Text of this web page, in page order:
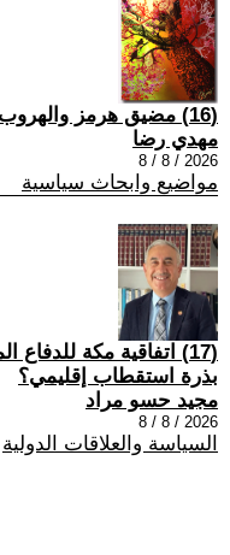
(16) مضيق هرمز والهروب إلى حافة الهاوية
مهدي رضا
2026 / 8 / 8
مواضيع وابحاث سياسية
(17) اتفاقية مكة
بذرة استقطاب إقليمي؟
مجيد حسو مراد
2026 / 8 / 8
السياسة والعلاقات الدولية